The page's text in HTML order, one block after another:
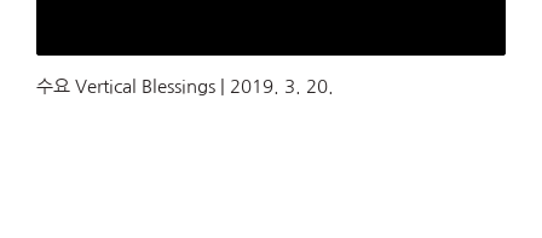
수요 Vertical Blessings | 2019. 3. 20.